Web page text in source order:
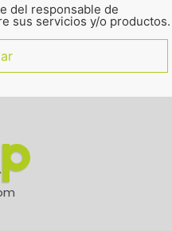
del responsable de
sus servicios y/o productos.